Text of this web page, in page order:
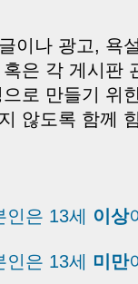
이나 광고, 욕
은 각 게시판
로 만들기 위
않도록 함께
인은 13세 이상
인은 13세 미만